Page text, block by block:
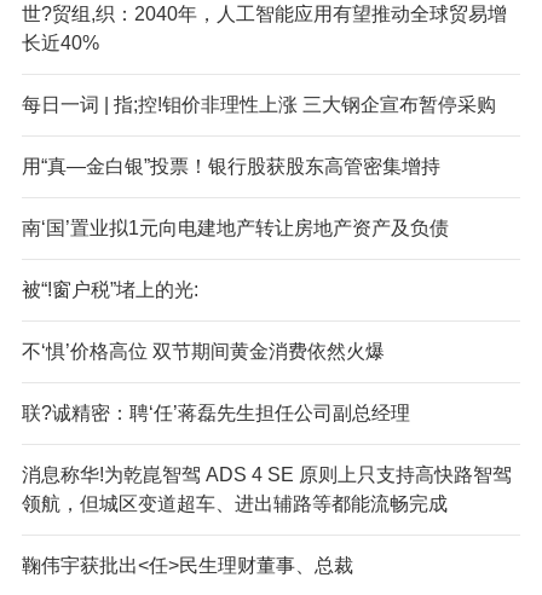
世?贸组,织：2040年，人工智能应用有望推动全球贸易增
长近40%
每日一词 | 指;控!钼价非理性上涨 三大钢企宣布暂停采购
用“真—金白银”投票！银行股获股东高管密集增持
南‘国’置业拟1元向电建地产转让房地产资产及负债
被“!窗户税”堵上的光:
不‘惧’价格高位 双节期间黄金消费依然火爆
联?诚精密：聘‘任’蒋磊先生担任公司副总经理
消息称华!为乾崑智驾 ADS 4 SE 原则上只支持高快路智驾
领航，但城区变道超车、进出辅路等都能流畅完成
鞠伟宇获批出<任>民生理财董事、总裁